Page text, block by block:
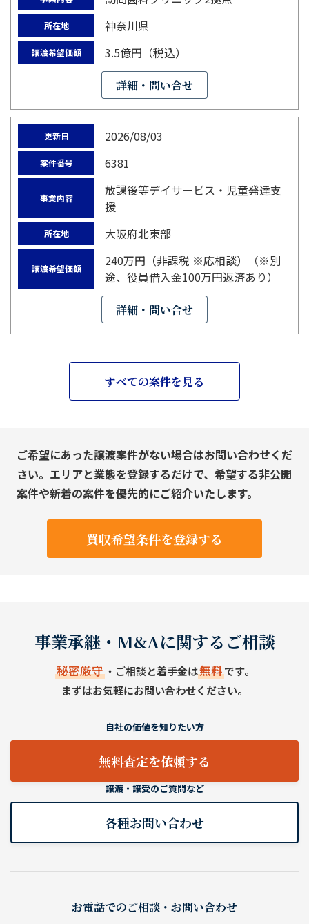
所在地 神奈川県
譲渡希望価額 3.5億円（税込）
詳細・問い合せ
更新日 2026/08/03
案件番号 6381
事業内容
放課後等デイサービス・児童発達支
援
所在地 大阪府北東部
譲渡希望価額
240万円（非課税 ※応相談）（※別
途、役員借入金100万円返済あり）
詳細・問い合せ
すべての案件を見る
ご希望にあった譲渡案件がない場合はお問い合わせくだ
さい。エリアと業態を登録するだけで、希望する非公開
案件や新着の案件を優先的にご紹介いたします。
買収希望条件を登録する
事業承継・M&Aに関するご相談
秘密厳守・ご相談と着手金は無料です。
まずはお気軽にお問い合わせください。
自社の価値を知りたい方
無料査定を依頼する
譲渡・譲受のご質問など
各種お問い合わせ
お電話でのご相談・お問い合わせ